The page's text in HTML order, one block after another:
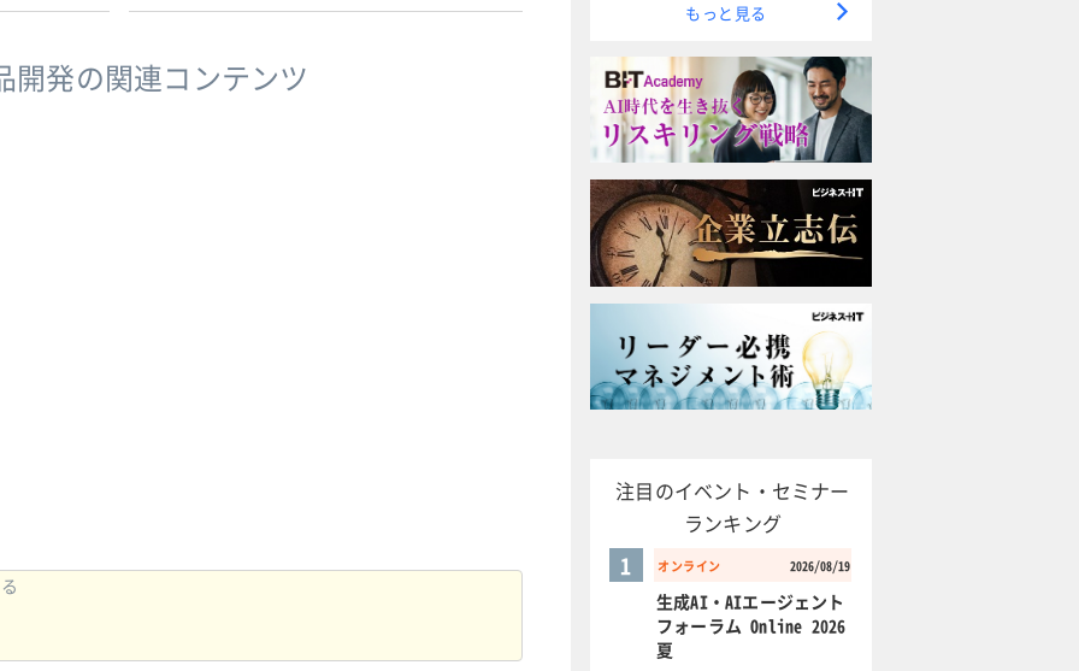
開発の関連コンテンツ
もっと見る
注目のイベント・セミナー
ランキング
オンライン 2026/08/19
1
生成AI・AIエージェント
フォーラム Online 2026
夏